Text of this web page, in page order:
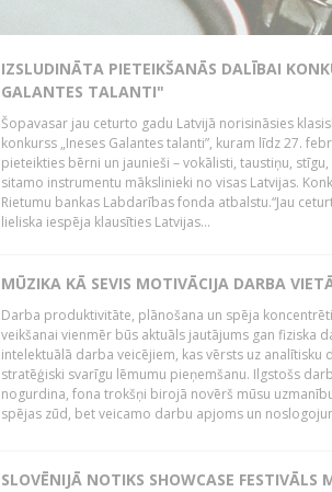
IZSLUDINĀTA PIETEIKŠANĀS DALĪBAI
GALANTES TALANTI"
Šopavasar jau ceturto gadu Latvijā norisināsies
konkurss „Ineses Galantes talanti”, kuram līdz 27.
pieteikties bērni un jaunieši – vokālisti, taustiņu,
sitamo instrumentu mākslinieki no visas Latvijas.
Rietumu bankas Labdarības fonda atbalstu.“Jau
lieliska iespēja klausīties Latvijas...
MŪZIKA KĀ SEVIS MOTIVĀCIJA DARBA
Darba produktivitāte, plānošana un spēja
veikšanai vienmēr būs aktuāls jautājums gan fiziska
intelektuālā darba veicējiem, kas vērsts uz analītisku
stratēģiski svarīgu lēmumu pieņemšanu. Ilgstošs
nogurdina, fona trokšņi birojā novērš mūsu
spējas zūd, bet veicamo darbu apjoms un
SLOVĒNIJĀ NOTIKS SHOWCASE FESTIVĀLS